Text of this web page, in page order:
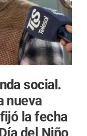
social.
nueva
la fecha